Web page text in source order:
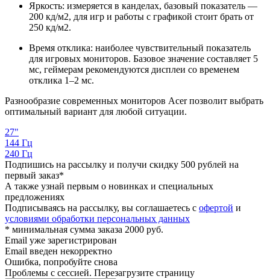
Яркость: измеряется в канделах, базовый показатель —
200 кд/м2, для игр и работы с графикой стоит брать от
250 кд/м2.
Время отклика: наиболее чувствительный показатель
для игровых мониторов. Базовое значение составляет 5
мс, геймерам рекомендуются дисплеи со временем
отклика 1–2 мс.
Разнообразие современных мониторов Acer позволит выбрать
оптимальный вариант для любой ситуации.
27"
144 Гц
240 Гц
Подпишись на рассылку и получи скидку 500 рублей на
первый заказ*
А также узнай первым о новинках и специальных
предложениях
Подписываясь на рассылку, вы соглашаетесь с офертой и
условиями обработки персональных данных
* минимальная сумма заказа 2000 руб.
Email уже зарегистрирован
Email введен некорректно
Ошибка, попробуйте снова
Проблемы с сессией. Перезагрузите страницу